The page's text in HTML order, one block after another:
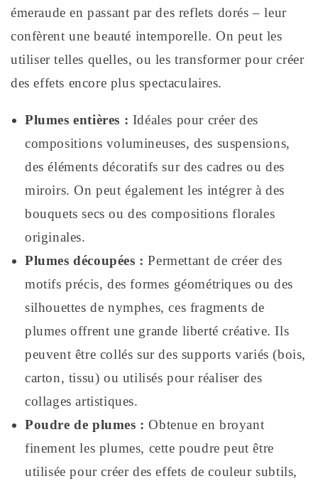
émeraude en passant par des reflets dorés – leur
confèrent une beauté intemporelle. On peut les
utiliser telles quelles, ou les transformer pour créer
des effets encore plus spectaculaires.
Plumes entières : Idéales pour créer des
compositions volumineuses, des suspensions,
des éléments décoratifs sur des cadres ou des
miroirs. On peut également les intégrer à des
bouquets secs ou des compositions florales
originales.
Plumes découpées : Permettant de créer des
motifs précis, des formes géométriques ou des
silhouettes de nymphes, ces fragments de
plumes offrent une grande liberté créative. Ils
peuvent être collés sur des supports variés (bois,
carton, tissu) ou utilisés pour réaliser des
collages artistiques.
Poudre de plumes : Obtenue en broyant
finement les plumes, cette poudre peut être
utilisée pour créer des effets de couleur subtils,